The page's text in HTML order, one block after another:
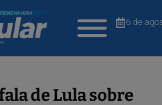
6 de
de Lula sobre